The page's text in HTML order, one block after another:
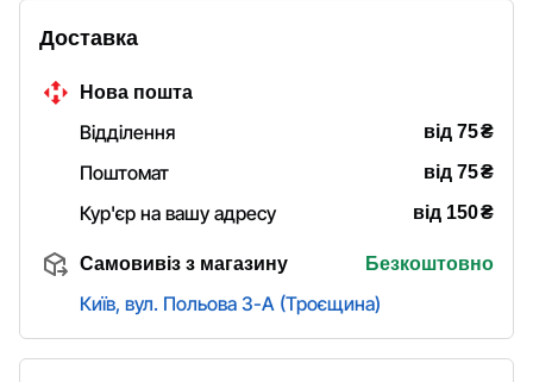
Доставка
Нова пошта
Відділення від 75₴
Поштомат
від 75₴
Кур'єр на вашу адресу
від 150₴
Самовивіз з магазину Безкоштовно
Київ, вул. Польова 3-А (Троєщина)